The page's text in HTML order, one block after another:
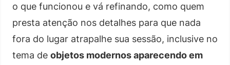
o que funcionou e vá refinando, como quem
presta atenção nos detalhes para que nada
fora do lugar atrapalhe sua sessão, inclusive no
tema de objetos modernos aparecendo em